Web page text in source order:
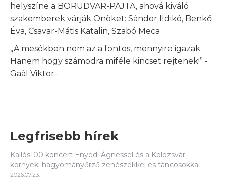
helyszíne a BORUDVAR-PAJTA, ahová kiváló
szakemberek várják Önöket: Sándor Ildikó, Benkő
Éva, Csavar-Mátis Katalin, Szabó Meca
„A mesékben nem az a fontos, mennyire igazak.
Hanem hogy számodra miféle kincset rejtenek!” -
Gaál Viktor-
Legfrisebb hírek
Kallós100 koncert Enyedi Ágnessel és a Kolozsvár
környéki hagyományőrző zenészekkel és táncosokkal
2026.07.23.